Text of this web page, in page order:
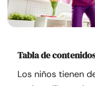
Ayuda
Recursos
Tabla de
Los niños tienen